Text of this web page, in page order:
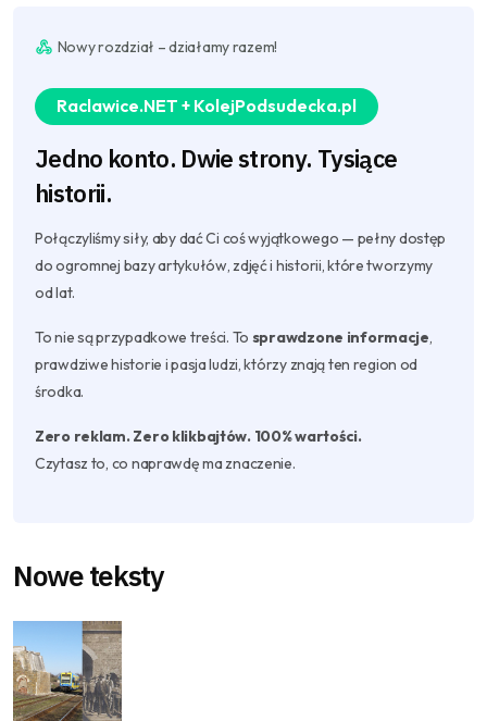
Nowy rozdział – działamy razem!
Raclawice.NET + KolejPodsudecka.pl
Jedno konto. Dwie strony. Tysiące
historii.
Połączyliśmy siły, aby dać Ci coś wyjątkowego — pełny dostęp
do ogromnej bazy artykułów, zdjęć i historii, które tworzymy
od lat.
To nie są przypadkowe treści. To sprawdzone informacje,
prawdziwe historie i pasja ludzi, którzy znają ten region od
środka.
Zero reklam. Zero klikbajtów. 100% wartości.
Czytasz to, co naprawdę ma znaczenie.
Nowe teksty